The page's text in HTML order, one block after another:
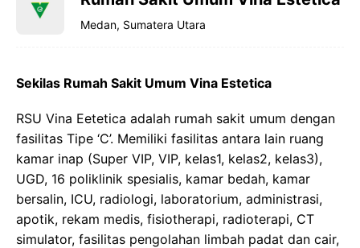
Medan, Sumatera Utara
Sekilas Rumah Sakit Umum Vina Estetica
RSU Vina Eetetica adalah rumah sakit umum dengan
fasilitas Tipe ‘C’. Memiliki fasilitas antara lain ruang
kamar inap (Super VIP, VIP, kelas1, kelas2, kelas3),
UGD, 16 poliklinik spesialis, kamar bedah, kamar
bersalin, ICU, radiologi, laboratorium, administrasi,
apotik, rekam medis, fisiotherapi, radioterapi, CT
simulator, fasilitas pengolahan limbah padat dan cair,